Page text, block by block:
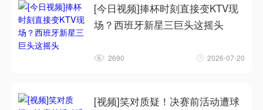
[今日视频]捧杯时刻直接变KTV现
场？西班牙新星三巨头这摇头
2690 2026-07-20
[视频]笑对质疑！决赛前活动遭球